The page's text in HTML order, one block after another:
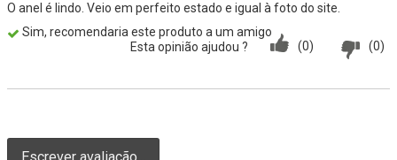
O anel é lindo. Veio em perfeito estado e igual à foto do site.
Sim, recomendaria este produto a um amigo
(0)
(0)
Esta opinião ajudou ?
Escrever avaliação...